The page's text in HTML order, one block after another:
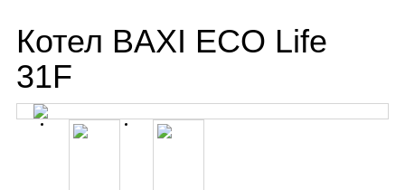
Котел BAXI ECO Life
31F